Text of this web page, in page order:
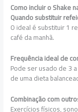
Como incluir o Shake
Quando substituir
O ideal é substituir 1
café da manhã.
Frequência ideal de
Pode ser usado de 3
de uma dieta
Combinação com
Exercícios físicos,